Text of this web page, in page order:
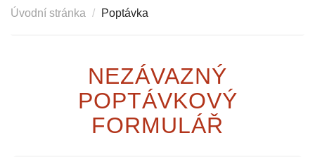
Úvodní stránka Poptávka
NEZÁVAZNÝ
POPTÁVKOVÝ
FORMULÁŘ